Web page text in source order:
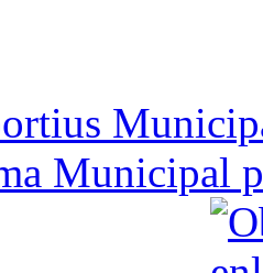
Municipal